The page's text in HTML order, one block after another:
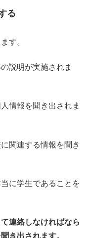
る
す。
説明が実施されま
情報を聞き出されま
関連する情報を聞き
に学生であることを
連絡しなければなら
き出されます。